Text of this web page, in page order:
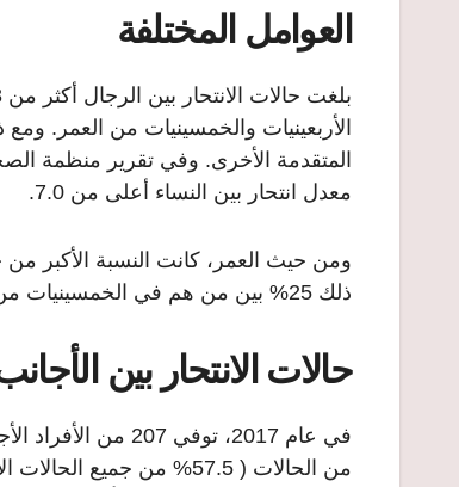
العوامل المختلفة
معدل انتحار بين النساء أعلى من 7.0.
ذلك 25% بين من هم في الخمسينيات من العمر و16% بين من هم في الأربعينيات من العمر.
حالات الانتحار بين
في عام 2017،
من الحالات ( 57.5% من